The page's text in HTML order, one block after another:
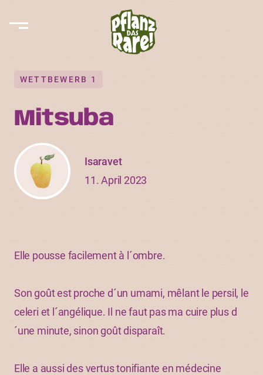
WETTBEWERB 1
Mitsuba
Isaravet
11. April 2023
Elle pousse facilement à l´ombre.
Son goût est proche d´un umami, mêlant le persil, le
celeri et l´angélique. Il ne faut pas ma cuire plus d
´une minute, sinon goût disparaît.
Elle a aussi des vertus tonifiante en médecine